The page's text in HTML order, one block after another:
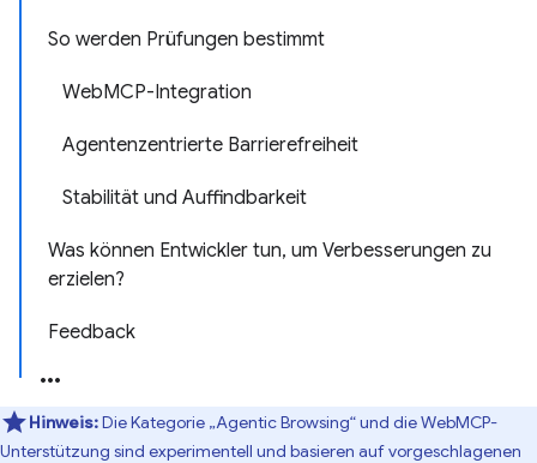
So werden Prüfungen bestimmt
WebMCP-Integration
Agentenzentrierte Barrierefreiheit
Stabilität und Auffindbarkeit
Was können Entwickler tun, um Verbesserungen zu
erzielen?
Feedback
Hinweis:Die Kategorie „Agentic Browsing“ und die WebMCP-
Unterstützung sind experimentell und basieren auf vorgeschlagenen